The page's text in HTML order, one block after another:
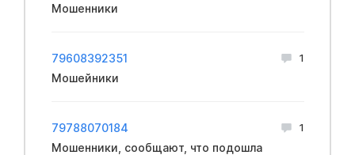
Мошенники
79608392351 1
Мошейники
79788070184 1
Мошенники, сообщают, что подошла